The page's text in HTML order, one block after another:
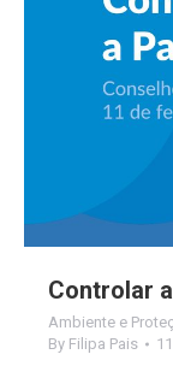
Controlar
Ambiente e
By Filipa Pais